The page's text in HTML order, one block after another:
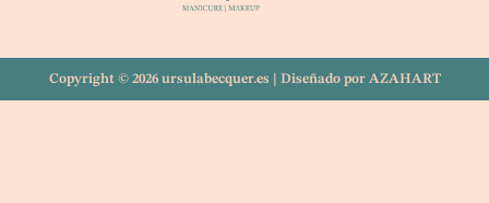
Copyright © 2026 ursulabecquer.es | Diseñado por AZAHART